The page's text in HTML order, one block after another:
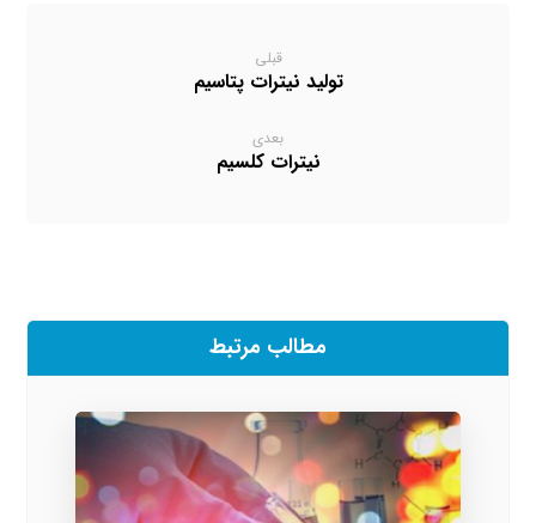
قبلی
تولید نیترات پتاسیم
بعدی
نیترات کلسیم
مطالب مرتبط